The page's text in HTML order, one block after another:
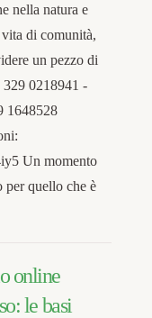
nella natura e
di comunità,
un pezzo di
0218941 -
1648528
Un momento
per quello che è
online
le basi